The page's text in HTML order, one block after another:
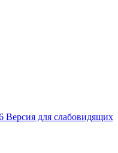
Версия для слабовидящих